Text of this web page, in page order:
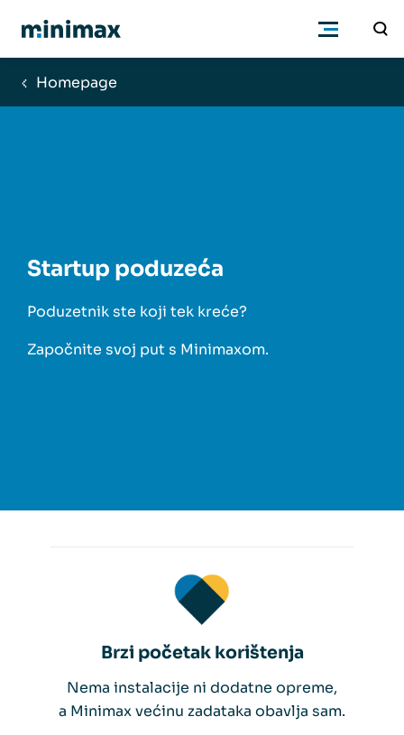
Poduzetnici
Cjenik
Homepage
Startup poduzeća
Poduzetnik ste koji tek kreće?
Započnite svoj put s Minimaxom.
Brzi početak korištenja
Nema instalacije ni dodatne opreme,
a Minimax većinu zadataka obavlja sam.